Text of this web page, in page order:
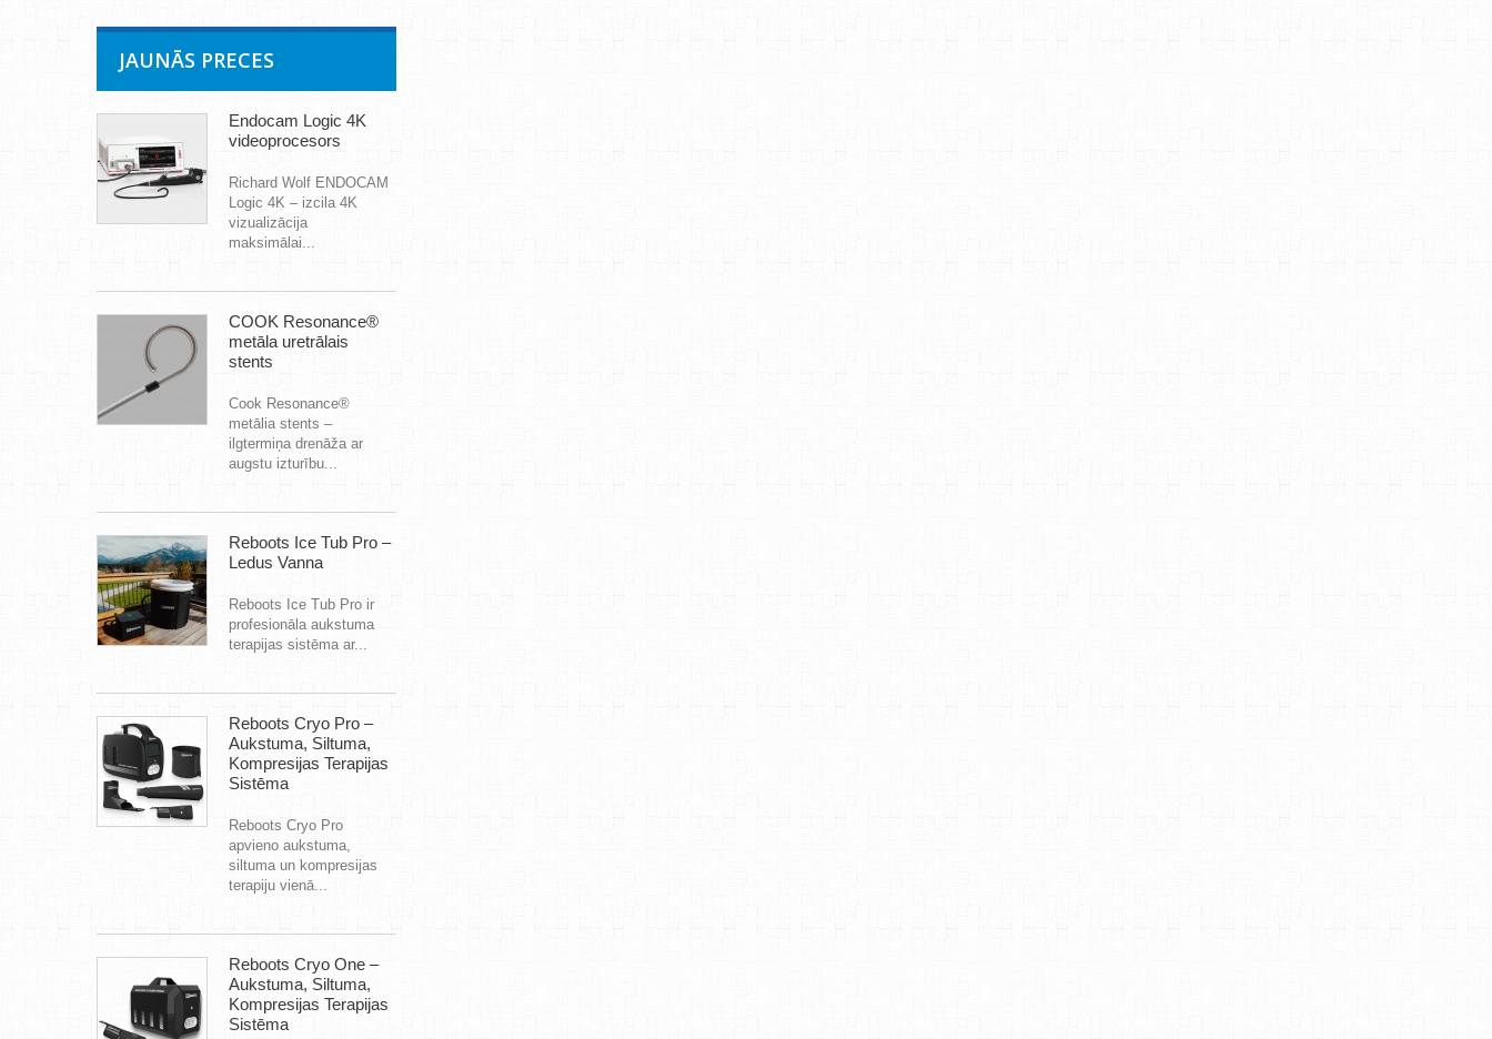
JAUNĀS PRECES
Endocam Logic 4K
videoprocesors
Richard Wolf ENDOCAM
Logic 4K – izcila 4K
vizualizācija
maksimālai...
COOK Resonance®
metāla uretrālais
stents
Cook Resonance®
metālia stents –
ilgtermiņa drenāža ar
augstu izturību...
Reboots Ice Tub Pro –
Ledus Vanna
Reboots Ice Tub Pro ir
profesionāla aukstuma
terapijas sistēma ar...
Reboots Cryo Pro –
Aukstuma, Siltuma,
Kompresijas Terapijas
Sistēma
Reboots Cryo Pro
apvieno aukstuma,
siltuma un kompresijas
terapiju vienā...
Reboots Cryo One –
Aukstuma, Siltuma,
Kompresijas Terapijas
Sistēma